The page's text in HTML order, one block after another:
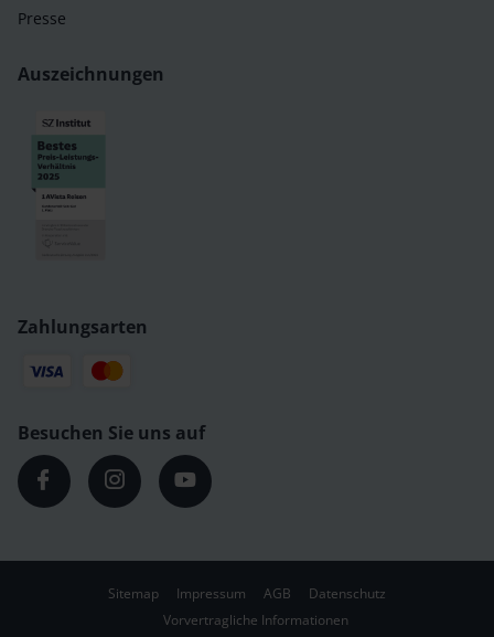
Presse
Auszeichnungen
Zahlungsarten
Besuchen Sie uns auf
Sitemap Impressum AGB
Datenschutz
Vorvertragliche Informationen